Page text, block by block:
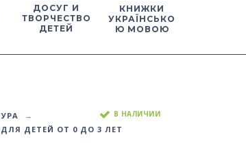
ДОСУГ И
ТВОРЧЕСТВО
ДЕТЕЙ
КНИЖКИ
УКРАЇНСЬКО
Ю МОВОЮ
ДЕТЕЙ ОТ 0 ДО 3 ЛЕТ
В НАЛИЧИИ